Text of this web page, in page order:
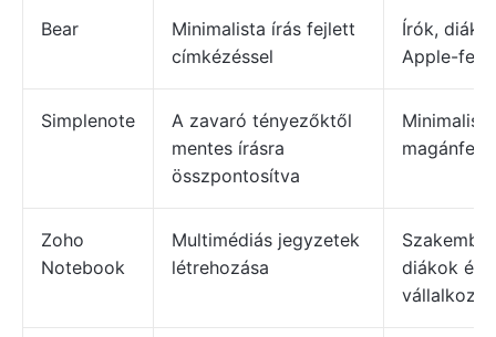
Bear
Minimalista írás fejlett
címkézéssel
Írók,
Apple-
Simplenote
A zavaró tényezőktől
mentes írásra
összpontosítva
Zoho
Notebook
Multimédiás jegyzetek
létrehozása
diákok és